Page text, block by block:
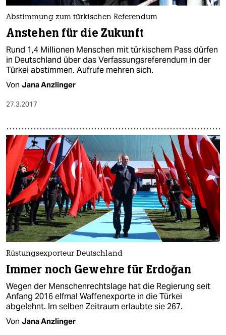
Abstimmung zum türkischen Referendum
Anstehen für die Zukunft
Rund 1,4 Millionen Menschen mit türkischem Pass dürfen
in Deutschland über das Verfassungsreferendum in der
Türkei abstimmen. Aufrufe mehren sich.
Von Jana Anzlinger
27.3.2017
Rüstungsexporteur Deutschland
Immer noch Gewehre für Erdoğan
Wegen der Menschenrechtslage hat die Regierung seit
Anfang 2016 elfmal Waffenexporte in die Türkei
abgelehnt. Im selben Zeitraum erlaubte sie 267.
Von Jana Anzlinger